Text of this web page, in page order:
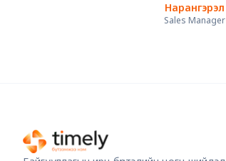
Нарангэрэл
Sales Manager